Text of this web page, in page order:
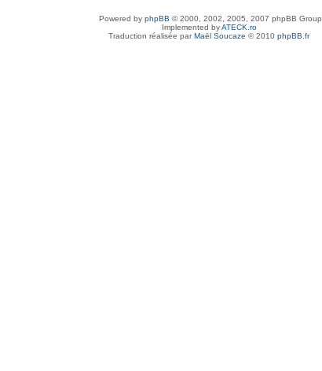
Powered by phpBB © 2000, 2002, 2005, 2007 phpBB Group
Implemented byATECK.ro
Traduction réalisée parMaël Soucaze © 2010 phpBB.fr